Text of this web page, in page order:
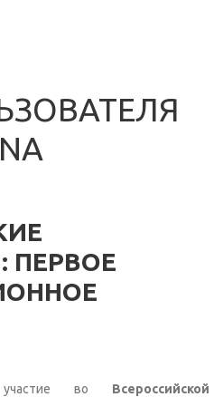
ПЕРВОЕ
участие во Всероссийской